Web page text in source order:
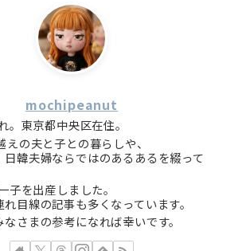
mochipeanut
。東京都中央区在住。
えの夫と子との暮らしや、
日韓夫婦ならではのあるあるを綴って
子を出産しました。
目線の記事も多くなっています。
さまの参考になれば幸いです。